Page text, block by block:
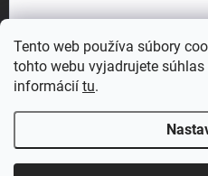
Tento web používa súbory
tohto webu vyjadrujete
informácií tu.
Nová registráciaZabudnuté heslo
Copyright 2026MATERIO. Všetky